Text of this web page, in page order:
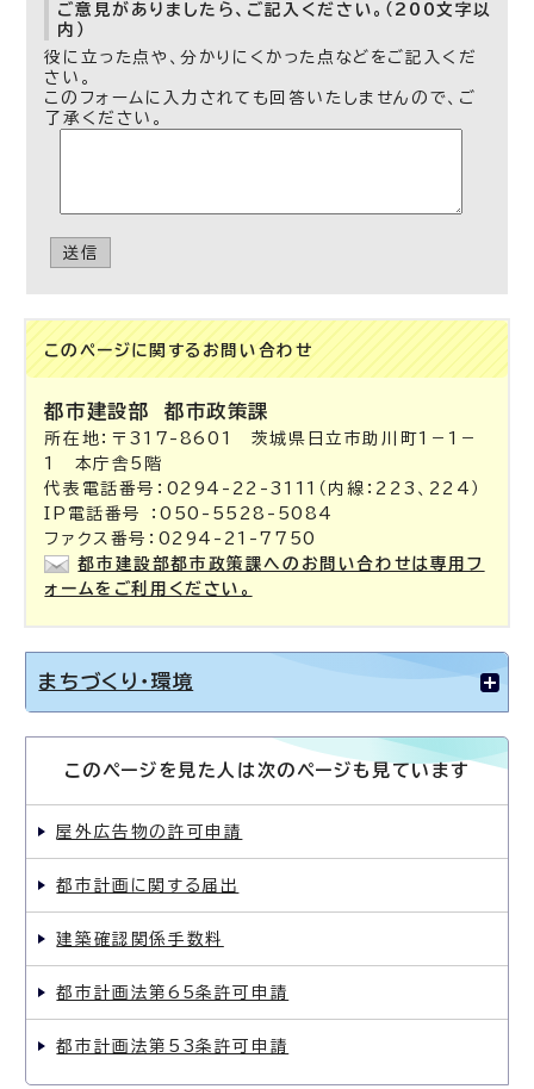
ご意見がありましたら、ご記入ください。（200文字以
内）
役に立った点や、分かりにくかった点などをご記入くだ
さい。
このフォームに入力されても回答いたしませんので、ご
了承ください。
送信
このページに関する お問い合わせ
都市建設部都市政策課
所在地：〒317-8601 茨城県日立市助川町1－1－
1 本庁舎5階
代表電話番号：0294-22-3111（内線：223、224）
IP電話番号 ：050-5528-5084
ファクス番号：0294-21-7750
都市建設部都市政策課へのお問い合わせは専用フ
ォームをご利用ください。
まちづくり・環境
このページを見た人は次のページも見ています
屋外広告物の許可申請
都市計画に関する届出
建築確認関係手数料
都市計画法第65条許可申請
都市計画法第53条許可申請